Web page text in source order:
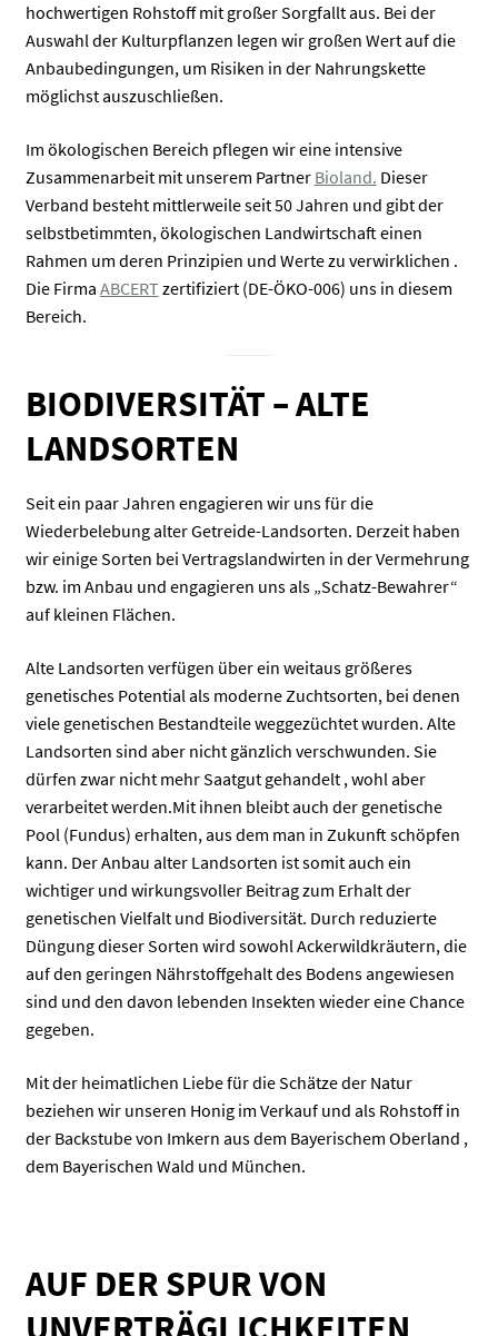
hochwertigen Rohstoff mit großer Sorgfallt aus. Bei der
Auswahl der Kulturpflanzen legen wir großen Wert auf die
Anbaubedingungen, um Risiken in der Nahrungskette
möglichst auszuschließen.
Im ökologischen Bereich pflegen wir eine intensive
Zusammenarbeit mit unserem Partner Bioland. Dieser
Verband besteht mittlerweile seit 50 Jahren und gibt der
selbstbetimmten, ökologischen Landwirtschaft einen
Rahmen um deren Prinzipien und Werte zu verwirklichen .
Die Firma ABCERT zertifiziert (DE-ÖKO-006) uns in diesem
Bereich.
BIODIVERSITÄT – ALTE
LANDSORTEN
Seit ein paar Jahren engagieren wir uns für die
Wiederbelebung alter Getreide-Landsorten. Derzeit haben
wir einige Sorten bei Vertragslandwirten in der Vermehrung
bzw. im Anbau und engagieren uns als „Schatz-Bewahrer“
auf kleinen Flächen.
Alte Landsorten verfügen über ein weitaus größeres
genetisches Potential als moderne Zuchtsorten, bei denen
viele genetischen Bestandteile weggezüchtet wurden. Alte
Landsorten sind aber nicht gänzlich verschwunden. Sie
dürfen zwar nicht mehr Saatgut gehandelt , wohl aber
verarbeitet werden.Mit ihnen bleibt auch der genetische
Pool (Fundus) erhalten, aus dem man in Zukunft schöpfen
kann. Der Anbau alter Landsorten ist somit auch ein
wichtiger und wirkungsvoller Beitrag zum Erhalt der
genetischen Vielfalt und Biodiversität. Durch reduzierte
Düngung dieser Sorten wird sowohl Ackerwildkräutern, die
auf den geringen Nährstoffgehalt des Bodens angewiesen
sind und den davon lebenden Insekten wieder eine Chance
gegeben.
Mit der heimatlichen Liebe für die Schätze der Natur
beziehen wir unseren Honig im Verkauf und als Rohstoff in
der Backstube von Imkern aus dem Bayerischem Oberland ,
dem Bayerischen Wald und München.
AUF DER SPUR VON